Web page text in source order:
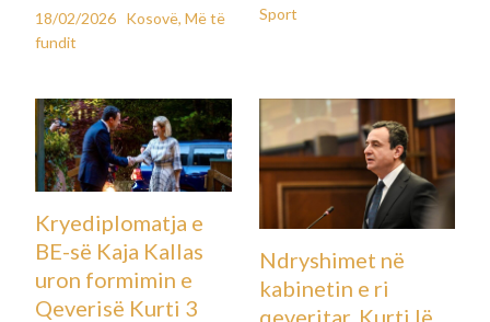
18/02/2026 Kosovë,Më të
fundit
Sport
Kryediplomatja e
BE-së Kaja Kallas
uron formimin e
Qeverisë Kurti 3
Ndryshimet në
kabinetin e ri